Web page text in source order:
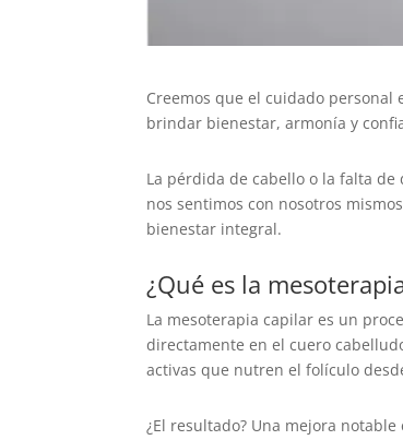
Creemos que el cuidado
brindar bienestar, armonía y
La pérdida de cabello o la falta
nos sentimos con nosotros
bienestar integral.
¿Qué es la
La mesoterapia capilar es un
directamente en el cuero
activas que nutren el folículo
¿El resultado? Una mejora